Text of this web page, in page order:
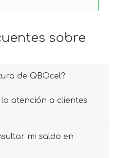
sobre
de QBOcel?
atención a clientes
mi saldo en